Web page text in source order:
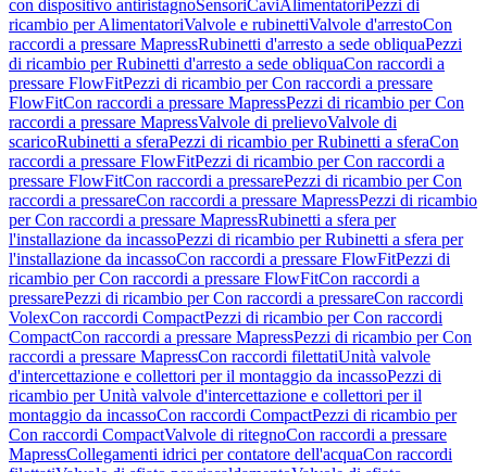
con dispositivo antiristagnoSensoriCaviAlimentatori Pezzi di
ricambio per AlimentatoriValvole e rubinettiValvole d'arrestoCon
raccordi a pressare MapressRubinetti d'arresto a sede obliquaPezzi
di ricambio per Rubinetti d'arresto a sede obliquaCon raccordi a
pressare FlowFitPezzi di ricambio per Con raccordi a pressare
FlowFitCon raccordi a pressare MapressPezzi di ricambio per Con
raccordi a pressare MapressValvole di prelievoValvole di
scaricoRubinetti a sferaPezzi di ricambio per Rubinetti a sferaCon
raccordi a pressare FlowFitPezzi di ricambio per Con raccordi a
pressare FlowFitCon raccordi a pressarePezzi di ricambio per Con
raccordi a pressareCon raccordi a pressare MapressPezzi di ricambio
per Con raccordi a pressare MapressRubinetti a sfera per
l'installazione da incassoPezzi di ricambio per Rubinetti a sfera per
l'installazione da incassoCon raccordi a pressare FlowFitPezzi di
ricambio per Con raccordi a pressare FlowFitCon raccordi a
pressarePezzi di ricambio per Con raccordi a pressareCon raccordi
VolexCon raccordi CompactPezzi di ricambio per Con raccordi
CompactCon raccordi a pressare MapressPezzi di ricambio per Con
raccordi a pressare MapressCon raccordi filettatiUnità valvole
d'intercettazione e collettori per il montaggio da incassoPezzi di
ricambio per Unità valvole d'intercettazione e collettori per il
montaggio da incassoCon raccordi CompactPezzi di ricambio per
Con raccordi CompactValvole di ritegnoCon raccordi a pressare
MapressCollegamenti idrici per contatore dell'acquaCon raccordi